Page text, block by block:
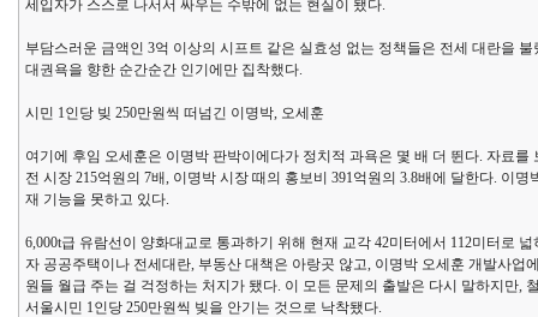
세입자가 스스로 나서서 싸우는 수밖에 없는 현실이 됐다.
부담스러운 금액인 3억 이상의 시프트 같은 실효성 없는 정책들은 전세 대란을
대권욕을 향한 순간순간 인기에만 집착했다.
시민 1인당 빚 250만원씩 떠넘긴 이명박, 오세훈
여기에 후임 오세훈은 이명박 판박이에다가 정치적 과욕은 몇 배 더 뛴다. 자료
전 시장 215억원의 7배, 이명박 시장 때의 홍보비 391억원의 3.8배에 달한다. 이
재 기능을 못하고 있다.
6,000t급 유람선이 양화대교로 통과하기 위해 현재 교각 42미터에서 112미터로
자 공공주택이나 전세대란, 부동산 대책은 아랑곳 않고, 이명박 오세훈 개발사
원들 월급 주는 걸 걱정하는 처지가 됐다. 이 모든 문제의 출발은 다시 말하지만
서울시민 1인당 250만원씩 빚을 안기는 것으로 낙착됐다.